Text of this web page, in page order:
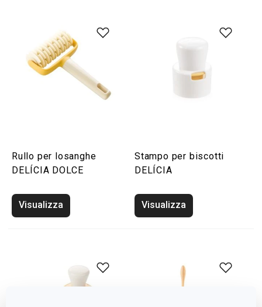
Rullo per losanghe
DELÍCIA DOLCE
Visualizza
Stampo per biscotti
DELÍCIA
Visualizza